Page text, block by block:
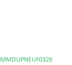
MMDUPNEUF0326